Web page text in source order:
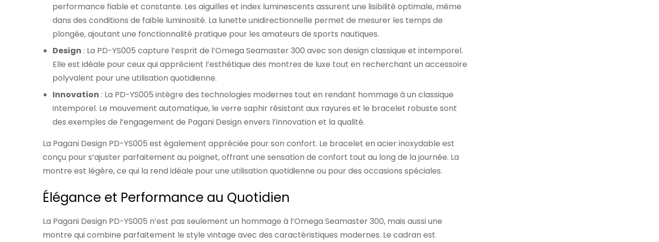
performance fiable et constante. Les aiguilles et index luminescents assurent une lisibilité optimale, même
dans des conditions de faible luminosité. La lunette unidirectionnelle permet de mesurer les temps de
plongée, ajoutant une fonctionnalité pratique pour les amateurs de sports nautiques.
Design : La PD-YS005 capture l’esprit de l’Omega Seamaster 300 avec son design classique et intemporel.
Elle est idéale pour ceux qui apprécient l’esthétique des montres de luxe tout en recherchant un accessoire
polyvalent pour une utilisation quotidienne.
Innovation : La PD-YS005 intègre des technologies modernes tout en rendant hommage à un classique
intemporel. Le mouvement automatique, le verre saphir résistant aux rayures et le bracelet robuste sont
des exemples de l’engagement de Pagani Design envers l’innovation et la qualité.
La Pagani Design PD-YS005 est également appréciée pour son confort. Le bracelet en acier inoxydable est
conçu pour s’ajuster parfaitement au poignet, offrant une sensation de confort tout au long de la journée. La
montre est légère, ce qui la rend idéale pour une utilisation quotidienne ou pour des occasions spéciales.
Élégance et Performance au Quotidien
La Pagani Design PD-YS005 n’est pas seulement un hommage à l’Omega Seamaster 300, mais aussi une
montre qui combine parfaitement le style vintage avec des caractéristiques modernes. Le cadran est